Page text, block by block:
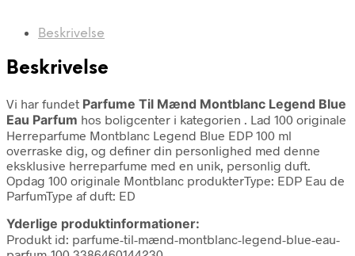
Beskrivelse
Beskrivelse
Vi har fundet Parfume Til Mænd Montblanc Legend Blue
Eau Parfum hos boligcenter i kategorien . Lad 100 originale
Herreparfume Montblanc Legend Blue EDP 100 ml
overraske dig, og definer din personlighed med denne
eksklusive herreparfume med en unik, personlig duft.
Opdag 100 originale Montblanc produkterType: EDP Eau de
ParfumType af duft: ED
Yderlige produktinformationer:
Produkt id: parfume-til-mænd-montblanc-legend-blue-eau-